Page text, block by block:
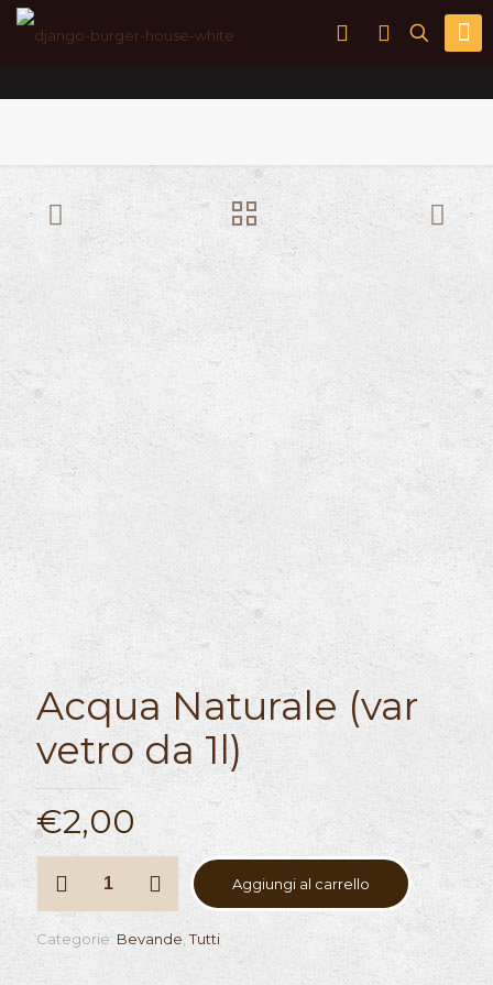
Acqua Naturale (var
vetro da 1l)
€2,00
da
Aggiungi al carrello
Categorie: Bevande ,Tutti